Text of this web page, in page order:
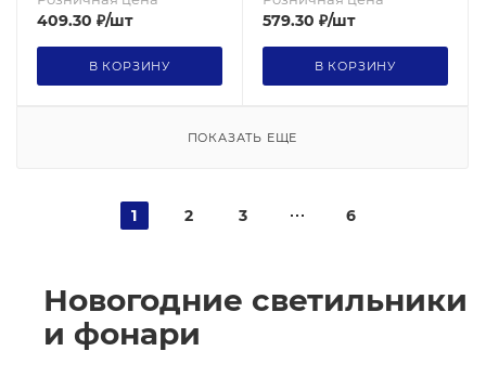
409.30 ₽/шт
В КОРЗИНУ
579.30 ₽/шт
В КОРЗИНУ
ПОКАЗАТЬ ЕЩЕ
1 2 3 6
Новогодние светильники
и фонари